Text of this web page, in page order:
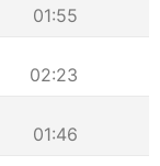
01:55
02:23
01:46